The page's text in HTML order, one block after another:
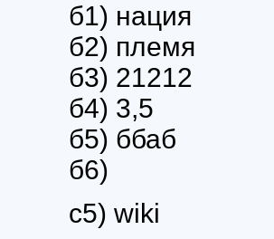
б1) нация
б2) племя
б3) 21212
б4) 3,5
б5) ббаб
б6)
с5) wiki